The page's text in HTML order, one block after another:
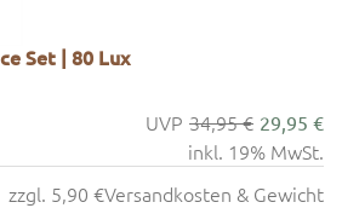
Set | 80 Lux
34,95 € 29,95 €
inkl. 19% MwSt.
zzgl. 5,90 €Versandkosten & Gewicht